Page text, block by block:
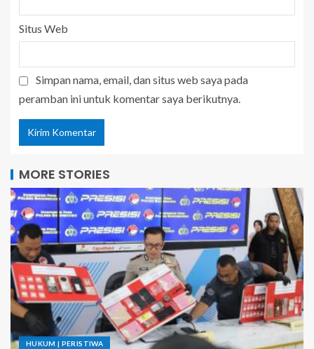
Situs Web
Simpan nama, email, dan situs web saya pada
peramban ini untuk komentar saya berikutnya.
MORE STORIES
HUKUM | PERISTIWA